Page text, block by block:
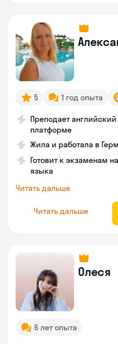
5 1 год опыта
Преподает
платформе
Жила и работала в
Готовит к экзаменам
языка
Читать дальше
Читать дальше
Олеся
6 лет опыта